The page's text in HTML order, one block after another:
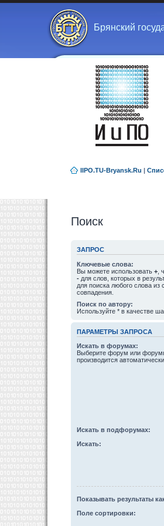
Брянский
IIPO.TU-Bryansk.Ru |
Поиск
ЗАПРОС
Ключевые слова:
Вы можете использовать + ,
- для слов, которых в
для поиска любого слова из
совпадения.
Поиск по автору:
Используйте * в качестве
ПАРАМЕТРЫ ЗАПРОСА
Искать в форумах:
Выберите форум или
производится
Искать в подфорумах:
Искать:
Показывать результаты
Поле сортировки: